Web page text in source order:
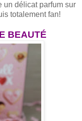
un délicat parfum sur
totalement fan!
BEAUTÉ